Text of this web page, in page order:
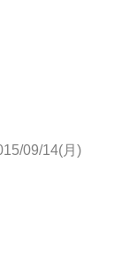
09/14(月)